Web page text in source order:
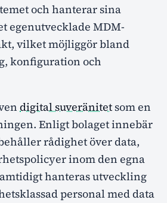
och hanterar sina
egenutvecklade MDM-
vilket möjliggör bland
konfiguration och
digital suveränitet som en
Enligt bolaget innebär
rådighet över data,
inom den egna
hanteras utveckling
personal med data